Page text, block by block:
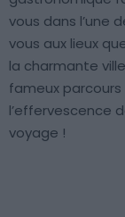
vous dans l’une
vous aux lieux
la charmante
fameux
l’effervescence
voyage !